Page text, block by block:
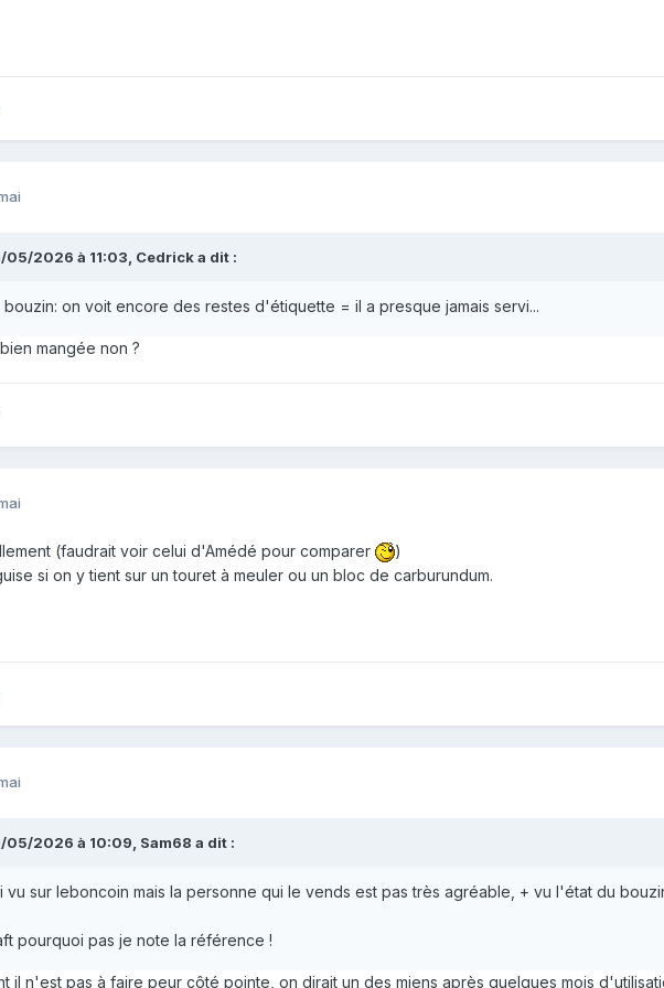
05/2026 à 11:03, Cedricka dit :
bouzin: on voit encore des restes d'étiquette = il a presque jamais servi...
mangée non ?
(faudrait voir celui d'Amédé pour comparer
)
si on y tient sur un touret à meuler ou un bloc de carburundum.
05/2026 à 10:09, Sam68 a dit :
vu sur leboncoin mais la personne qui le vends est pas très agréable, + vu l'état du
pourquoi pas je note la référence !
il n'est pas à faire peur côté pointe, on dirait un des miens après quelques mois